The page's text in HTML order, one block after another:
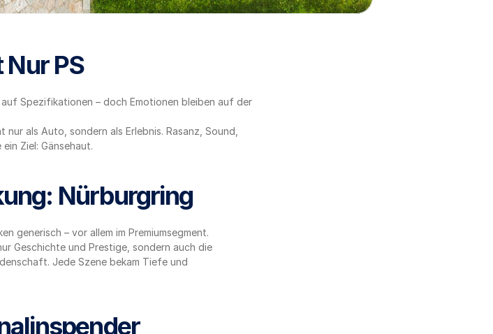
PS
Spezifikationen – doch Emotionen bleiben auf der
nur als Auto, sondern als Erlebnis. Rasanz, Sound,
Ziel: Gänsehaut.
Nürburgring
generisch – vor allem im Premiumsegment.
Geschichte und Prestige, sondern auch die
Jede Szene bekam Tiefe und